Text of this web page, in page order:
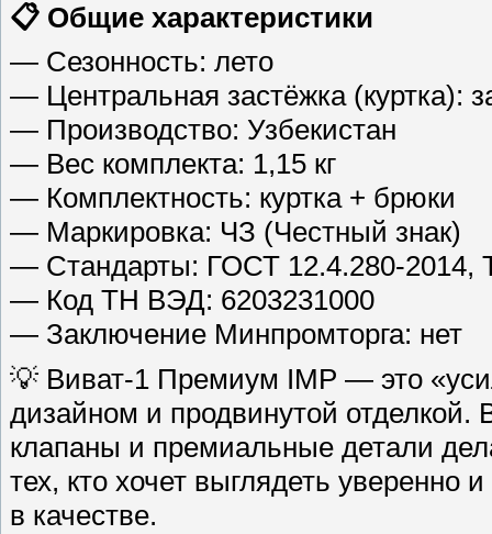
📋 Общие характеристики
— Сезонность: лето
— Центральная застёжка (куртка):
— Производство: Узбекистан
— Вес комплекта: 1,15 кг
— Комплектность: куртка + брюки
— Маркировка: ЧЗ (Честный знак)
— Стандарты: ГОСТ 12.4.280-2014,
— Код ТН ВЭД: 6203231000
— Заключение Минпромторга: нет
💡 Виват-1 Премиум IMP — это
дизайном и продвинутой отделкой.
клапаны и премиальные детали
тех, кто хочет выглядеть
в качестве.